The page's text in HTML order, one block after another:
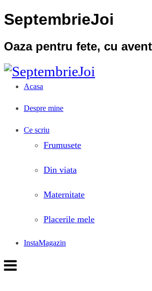
SeptembrieJoi
Oaza pentru fete, cu
Acasa
Despre mine
Ce scriu
Frumusete
Din viata
Maternitate
Placerile mele
InstaMagazin